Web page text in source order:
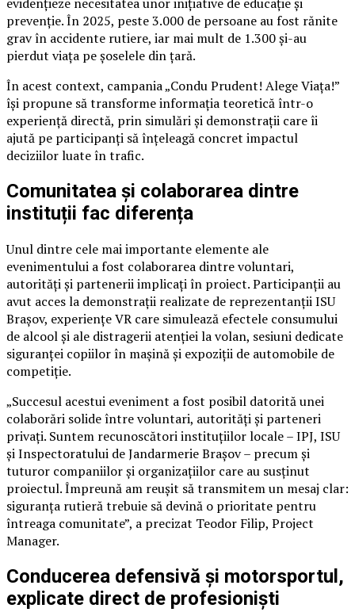
prevenție. În 2025, peste 3.000 de persoane au fost rănite
grav în accidente rutiere, iar mai mult de 1.300 și-au
pierdut viața pe șoselele din țară.
În acest context, campania „Condu Prudent! Alege Viața!”
își propune să transforme informația teoretică într-o
experiență directă, prin simulări și demonstrații care îi
ajută pe participanți să înțeleagă concret impactul
deciziilor luate în trafic.
Comunitatea și colaborarea dintre
instituții fac diferența
Unul dintre cele mai importante elemente ale
evenimentului a fost colaborarea dintre voluntari,
autorități și partenerii implicați în proiect. Participanții au
avut acces la demonstrații realizate de reprezentanții ISU
Brașov, experiențe VR care simulează efectele consumului
de alcool și ale distragerii atenției la volan, sesiuni dedicate
siguranței copiilor în mașină și expoziții de automobile de
competiție.
„Succesul acestui eveniment a fost posibil datorită unei
colaborări solide între voluntari, autorități și parteneri
privați. Suntem recunoscători instituțiilor locale – IPJ, ISU
și Inspectoratului de Jandarmerie Brașov – precum și
tuturor companiilor și organizațiilor care au susținut
proiectul. Împreună am reușit să transmitem un mesaj clar:
siguranța rutieră trebuie să devină o prioritate pentru
întreaga comunitate”, a precizat Teodor Filip, Project
Manager.
Conducerea defensivă și motorsportul,
explicate direct de profesioniști